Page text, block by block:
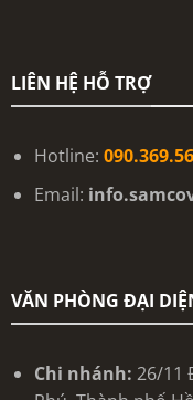
LIÊN HỆ HỖ TRỢ
Hotline:
Email:
VĂN PHÒNG ĐẠI
Chi nhánh: 26/11